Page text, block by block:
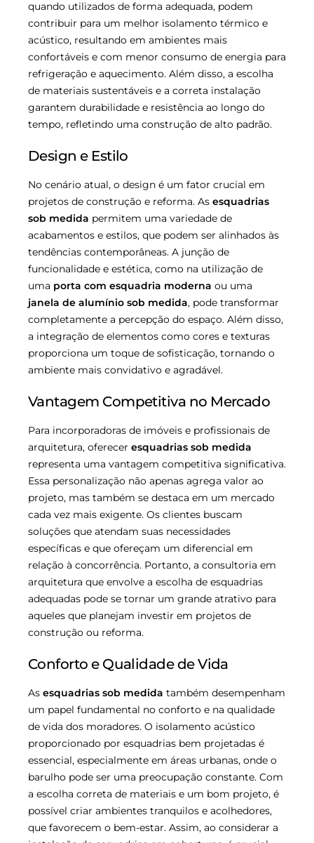
quando utilizados de forma adequada, podem
contribuir para um melhor isolamento térmico e
acústico, resultando em ambientes mais
confortáveis e com menor consumo de energia para
refrigeração e aquecimento. Além disso, a escolha
de materiais sustentáveis e a correta instalação
garantem durabilidade e resistência ao longo do
tempo, refletindo uma construção de alto padrão.
Design e Estilo
No cenário atual, o design é um fator crucial em
projetos de construção e reforma. As esquadrias
sob medida permitem uma variedade de
acabamentos e estilos, que podem ser alinhados às
tendências contemporâneas. A junção de
funcionalidade e estética, como na utilização de
uma porta com esquadria moderna ou uma
janela de alumínio sob medida, pode transformar
completamente a percepção do espaço. Além disso,
a integração de elementos como cores e texturas
proporciona um toque de sofisticação, tornando o
ambiente mais convidativo e agradável.
Vantagem Competitiva no Mercado
Para incorporadoras de imóveis e profissionais de
arquitetura, oferecer esquadrias sob medida
representa uma vantagem competitiva significativa.
Essa personalização não apenas agrega valor ao
projeto, mas também se destaca em um mercado
cada vez mais exigente. Os clientes buscam
soluções que atendam suas necessidades
específicas e que ofereçam um diferencial em
relação à concorrência. Portanto, a consultoria em
arquitetura que envolve a escolha de esquadrias
adequadas pode se tornar um grande atrativo para
aqueles que planejam investir em projetos de
construção ou reforma.
Conforto e Qualidade de Vida
As esquadrias sob medida também desempenham
um papel fundamental no conforto e na qualidade
de vida dos moradores. O isolamento acústico
proporcionado por esquadrias bem projetadas é
essencial, especialmente em áreas urbanas, onde o
barulho pode ser uma preocupação constante. Com
a escolha correta de materiais e um bom projeto, é
possível criar ambientes tranquilos e acolhedores,
que favorecem o bem-estar. Assim, ao considerar a